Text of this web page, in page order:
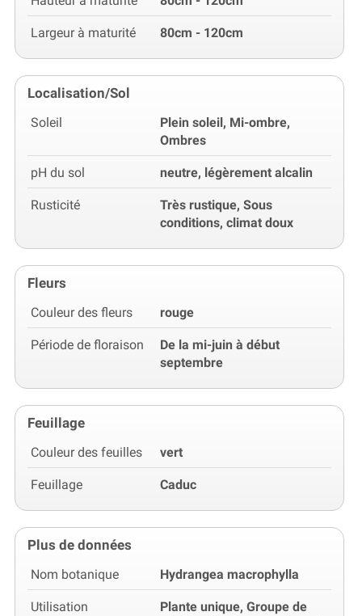
Largeur à maturité 80cm - 120cm
Localisation/Sol
Soleil
Plein soleil, Mi-ombre,
Ombres
pH du sol neutre, légèrement alcalin
Rusticité
Très rustique, Sous
conditions, climat doux
Fleurs
Couleur des fleurs rouge
Période de floraison
De la mi-juin à début
septembre
Feuillage
Couleur des feuilles vert
Feuillage Caduc
Plus de données
Nom botanique Hydrangea macrophylla
Utilisation
Plante unique, Groupe de